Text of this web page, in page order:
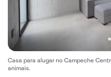
Casa para alugar no Campeche
animais.